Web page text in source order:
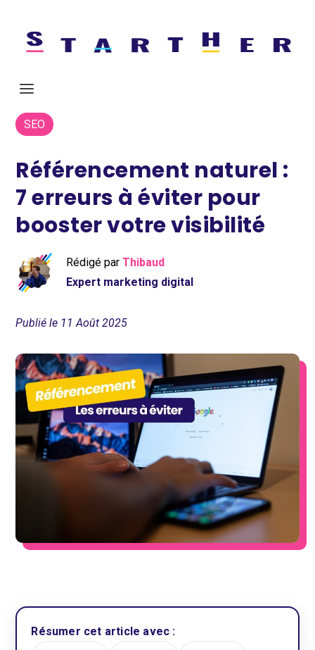
SEO
Référencement naturel :
7 erreurs à éviter pour
booster votre visibilité
Rédigé par Thibaud
Expert marketing digital
Publié le 11 Août 2025
Résumer cet article avec :